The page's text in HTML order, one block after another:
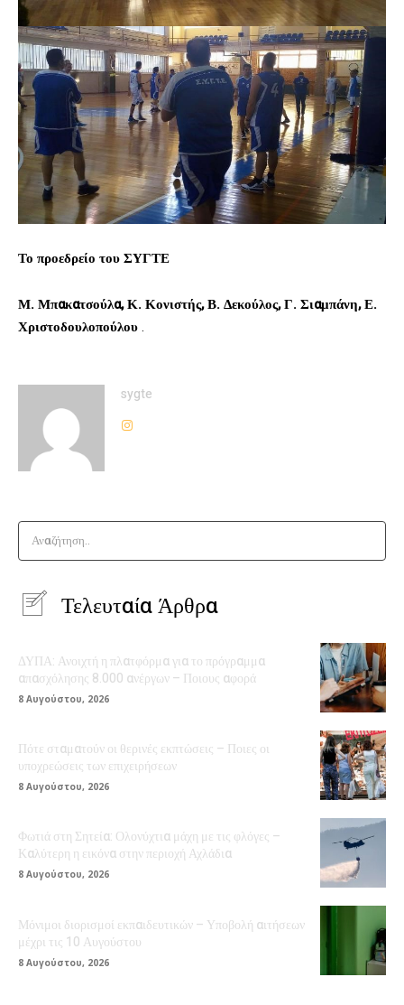
Το προεδρείο του ΣΥΓΤΕ
Μ. Μπακατσούλα, Κ. Κονιστής, Β. Δεκούλος, Γ. Σιαμπάνη, Ε.
Χριστοδουλοπούλου.
sygte
Αναζήτηση..
Τελευταία Άρθρα
ΔΥΠΑ: Ανοιχτή η πλατφόρμα για το πρόγραμμα
απασχόλησης 8.000 ανέργων – Ποιους αφορά
8 Αυγούστου, 2026
Πότε σταματούν οι θερινές εκπτώσεις – Ποιες οι
υποχρεώσεις των επιχειρήσεων
8 Αυγούστου, 2026
Φωτιά στη Σητεία: Ολονύχτια μάχη με τις φλόγες –
Καλύτερη η εικόνα στην περιοχή Αχλάδια
8 Αυγούστου, 2026
Μόνιμοι διορισμοί εκπαιδευτικών – Υποβολή αιτήσεων
μέχρι τις 10 Αυγούστου
8 Αυγούστου, 2026